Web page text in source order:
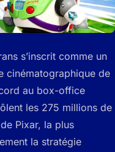
s’inscrit comme un
cinématographique de
au box-office
les 275 millions de
Pixar, la plus
la stratégie